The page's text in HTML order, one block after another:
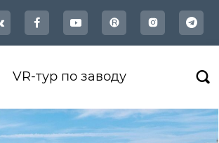
  
VR-тур по заводу 